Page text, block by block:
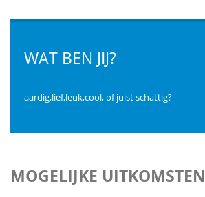
WAT BEN JIJ?
aardig,lief,leuk,cool, of juist schattig?
MOGELIJKE UITKOMSTEN